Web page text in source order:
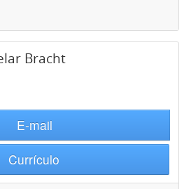
Bracht
E-mail
Currículo